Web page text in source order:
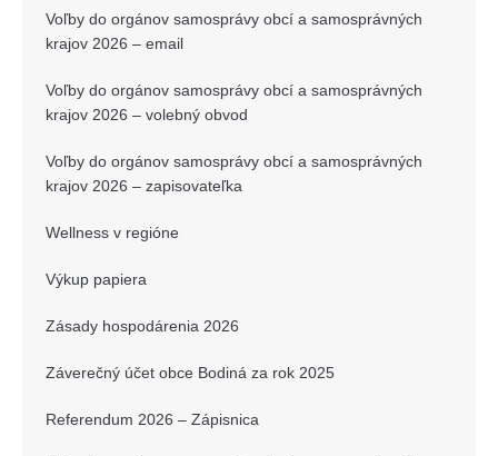
Voľby do orgánov samosprávy obcí a samosprávných
krajov 2026 – email
Voľby do orgánov samosprávy obcí a samosprávných
krajov 2026 – volebný obvod
Voľby do orgánov samosprávy obcí a samosprávných
krajov 2026 – zapisovateľka
Wellness v regióne
Výkup papiera
Zásady hospodárenia 2026
Záverečný účet obce Bodiná za rok 2025
Referendum 2026 – Zápisnica